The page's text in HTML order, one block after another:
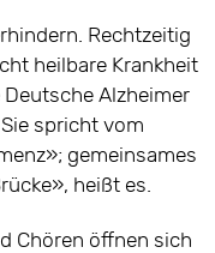
Rechtzeitig
heilbare Krankheit
Alzheimer
spricht vom
gemeinsames
heißt es.
Chören öffnen sich